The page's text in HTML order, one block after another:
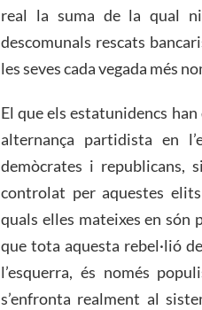
real la suma de la qual
descomunals rescats
les seves cada vegada més
El que els estatunidencs
alternança partidista en
demòcrates i republicans,
controlat per aquestes
quals elles mateixes en són
que tota aquesta rebel·lió
l’esquerra, és només
s’enfronta realment al